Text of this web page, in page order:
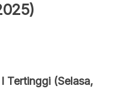
Tertinggi (Selasa,